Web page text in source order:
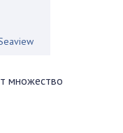
множество